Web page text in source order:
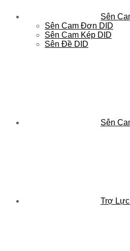
Sên
Sên Cam Đơn DID
Sên Cam Kép DID
Sên Đề DID
Sên
Trợ